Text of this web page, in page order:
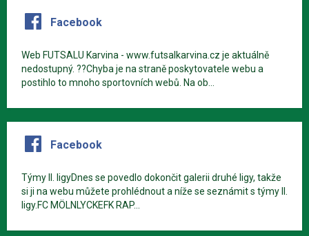
Facebook
Web FUTSALU Karvina - www.futsalkarvina.cz je aktuálně
nedostupný. ??Chyba je na straně poskytovatele webu a
postihlo to mnoho sportovních webů. Na ob...
Facebook
Týmy II. ligyDnes se povedlo dokončit galerii druhé ligy, takže
si ji na webu můžete prohlédnout a níže se seznámit s týmy II.
ligy.FC MÖLNLYCKEFK RAP...